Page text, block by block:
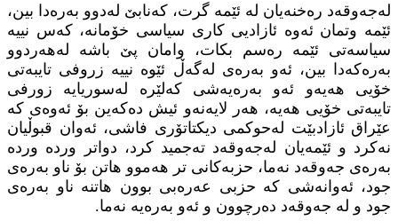
له‌جه‌وقه‌د ره‌خنه‌یان له‌ ئێمه‌ گرت، كه‌نابێ له‌دوو به‌ره‌دا بین،
ئێمه‌ وتمان ئه‌وه‌ ئازادیی كاری سیاسی خۆمانه‌، كه‌س نییه‌
سیاسه‌تی ئێمه‌ ره‌سم بكات، وامان پێ باشه‌ له‌هه‌ردوو
به‌ره‌كه‌دا ‌بین، ئه‌و به‌ره‌ی له‌گه‌ڵ ئێوه‌ نییه‌ زروفی تایبه‌تی
خۆیی هه‌یه‌و ئه‌و به‌ره‌یه‌شی كه‌لێره‌ له‌سوریایه‌ زورفی
تایبه‌تی خۆیی هه‌یه‌، هه‌ر لایه‌نه‌و ئیش ده‌كه‌ین بۆ ئه‌وه‌ی كه‌
عێراق ئازادبێت له‌حوكمی دیكتاتۆری فاشی، ئه‌وان قبوڵیان
نه‌كرد و ئێمه‌یان له‌جه‌وقه‌د ته‌جمید كرد، دواتر ورده‌ ورده‌
به‌ره‌ی جه‌وقه‌د نه‌ما، حزبه‌كانی تر هه‌موو هاتن بۆ ناو به‌ره‌ی
جود، ئه‌وانه‌شی كه‌ حزبی عه‌ره‌بی بوون هاتنه‌ ناو به‌ره‌ی
جود و له‌ جه‌وقه‌د ده‌رچوون و ئه‌و به‌ره‌یه‌ نه‌ما.